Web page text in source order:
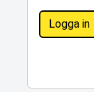
Logga in